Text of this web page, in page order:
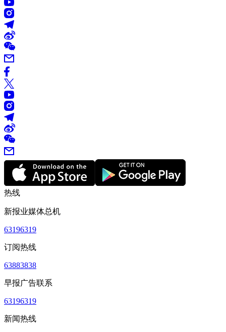
热线
新报业媒体总机
63196319
订阅热线
63883838
早报广告联系
63196319
新闻热线